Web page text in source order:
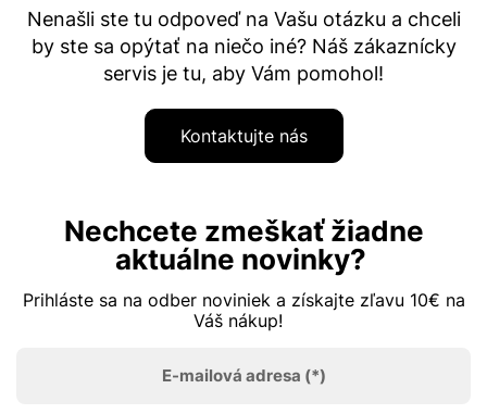
Nenašli ste tu odpoveď na Vašu otázku a chceli
by ste sa opýtať na niečo iné? Náš zákaznícky
servis je tu, aby Vám pomohol!
Kontaktujte nás
Nechcete zmeškať žiadne
aktuálne novinky?
Prihláste sa na odber noviniek a získajte zľavu 10€ na
Váš nákup!
E-mailová adresa (*)